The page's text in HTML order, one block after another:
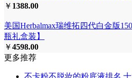
￥ 1388.00
美国Herbalmax瑞维拓四代白金版
瓶礼盒装】
￥4598.00
更多推荐
不卡粉不脱妆的粉底液排名